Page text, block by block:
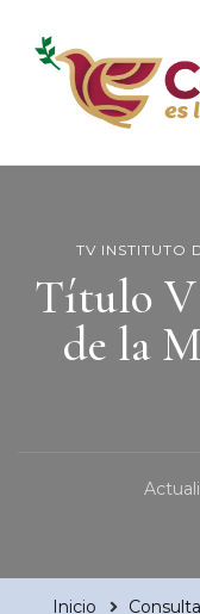
Portal Oficial del
TV INSTITUTO
Título
de la
Inicio